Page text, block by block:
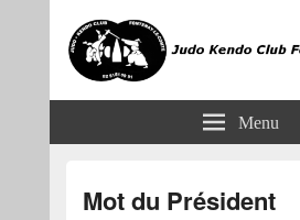
JKCF Menu
Mot du Président